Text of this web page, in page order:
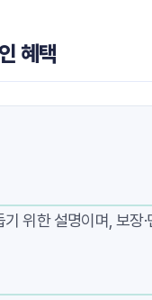
혜택
위한 설명이며, 보장·